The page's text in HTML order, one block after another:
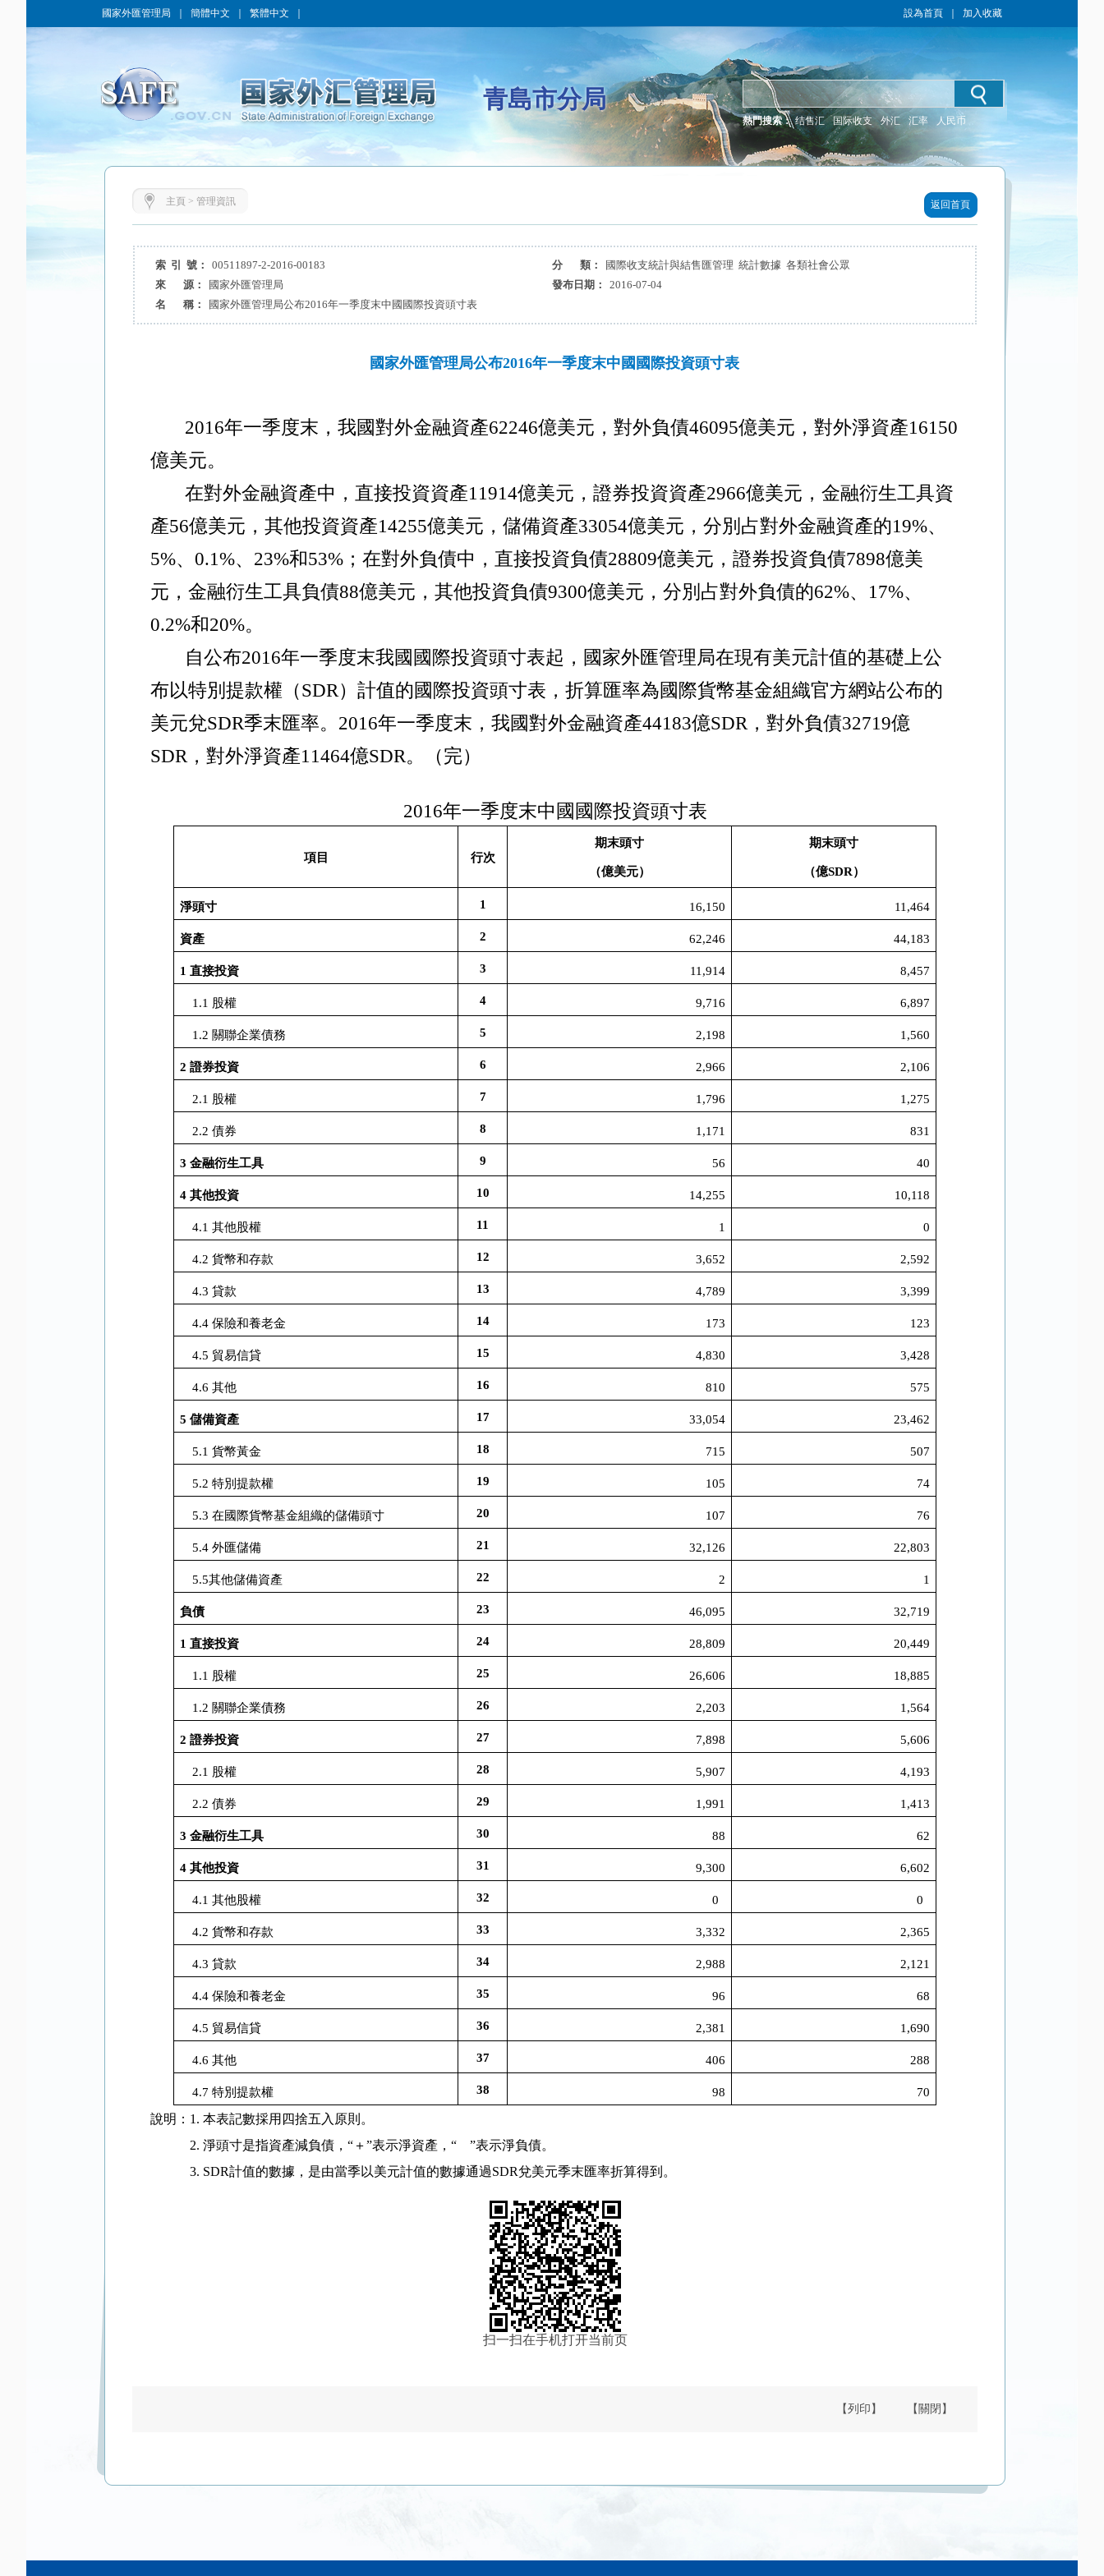
國家外匯管理局 簡體中文 繁體中文 設為首頁 加入收藏
青島市分局
熱門搜索： 结售汇 国际收支 外汇 汇率 人民币
主頁 > 管理資訊 返回首頁
索 引 號： 00511897-2-2016-00183 分 類：
國際收支統計與結售匯管理 統計數據 各類社會公眾
來 源：
國家外匯管理局 發布日期：
2016-07-04
名 稱：
國家外匯管理局公布2016年一季度末中國國際投資頭寸表
國家外匯管理局公布2016年一季度末中國國際投資頭寸表
2016年一季度末，我國對外金融資產62246億美元，對外負債46095億美元，對外淨資產16150
億美元。
在對外金融資產中，直接投資資產11914億美元，證券投資資產2966億美元，金融衍生工具資
產56億美元，其他投資資產14255億美元，儲備資產33054億美元，分別占對外金融資產的19%、
5%、 0.1%、 23%和53%；在對外負債中，直接投資負債28809億美元，證券投資負債7898億美
元，金融衍生工具負債88億美元，其他投資負債9300億美元，分別占對外負債的62%、 17%、
0.2%和20%。
自公布2016年一季度末我國國際投資頭寸表起，國家外匯管理局在現有美元計值的基礎上公
布以特別提款權（SDR）計值的國際投資頭寸表，折算匯率為國際貨幣基金組織官方網站公布的
美元兌SDR季末匯率。 2016年一季度末，我國對外金融資產44183億SDR，對外負債32719億
SDR，對外淨資產11464億SDR。（完）
2016年一季度末中國國際投資頭寸表
項目 行次
期末頭寸
（億美元）
期末頭寸
（億SDR）
淨頭寸 1 16,150 11,464
資產 2 62,246 44,183
1直接投資 3 11,914 8,457
1.1 股權 4 9,716 6,897
1.2 關聯企業債務 5 2,198 1,560
2證券投資 6 2,966 2,106
2.1 股權 7 1,796 1,275
2.2 債券 8 1,171 831
3金融衍生工具 9 56 40
4其他投資 10 14,255 10,118
4.1 其他股權 11 1 0
4.2 貨幣和存款 12 3,652 2,592
4.3 貸款 13 4,789 3,399
4.4 保險和養老金 14 173 123
4.5 貿易信貸 15 4,830 3,428
4.6 其他 16 810 575
5儲備資產 17 33,054 23,462
5.1 貨幣黃金 18 715 507
5.2 特別提款權 19 105 74
5.3 在國際貨幣基金組織的儲備頭寸 20 107 76
5.4 外匯儲備 21 32,126 22,803
5.5其他儲備資產 22 2 1
負債 23 46,095 32,719
1直接投資 24 28,809 20,449
1.1 股權 25 26,606 18,885
1.2 關聯企業債務 26 2,203 1,564
2證券投資 27 7,898 5,606
2.1 股權 28 5,907 4,193
2.2 債券 29 1,991 1,413
3金融衍生工具 30 88 62
4其他投資 31 9,300 6,602
4.1 其他股權 32 0 0
4.2 貨幣和存款 33 3,332 2,365
4.3 貸款 34 2,988 2,121
4.4 保險和養老金 35 96 68
4.5 貿易信貸 36 2,381 1,690
4.6 其他 37 406 288
4.7 特別提款權 38 98 70
說明： 1. 本表記數採用四捨五入原則。
2. 淨頭寸是指資產減負債，“＋”表示淨資產，“
”表示淨負債。
3. SDR計值的數據，是由當季以美元計值的數據通過SDR兌美元季末匯率折算得到。
扫一扫在手机打开当前页
【列印】 【關閉】